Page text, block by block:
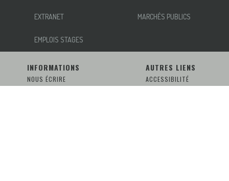
EXTRANET MARCHÉS PUBLICS
EMPLOIS STAGES
INFORMATIONS
NOUS ÉCRIRE
AUTRES LIENS
ACCESSIBILITÉ